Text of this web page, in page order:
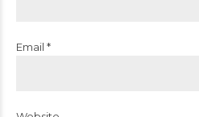
Email *